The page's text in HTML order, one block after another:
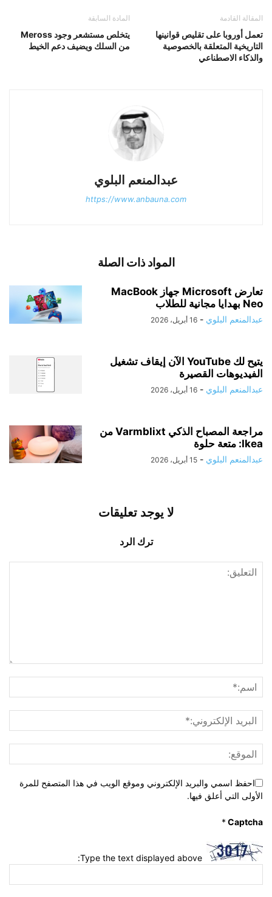
المادة السابقة
يتخلص مستشعر وجود Meross
من السلك ويضيف دعم الخيط
المقالة القادمة
تعمل أوروبا على تقليص قوانينها
التاريخية المتعلقة بالخصوصية
والذكاء الاصطناعي
عبدالمنعم البلوي
https://www.anbauna.com
المواد ذات الصلة
تعارض Microsoft جهاز MacBook
Neo بهدايا مجانية للطلاب
عبدالمنعم البلوي - 16 أبريل، 2026
يتيح لك YouTube الآن إيقاف تشغيل
الفيديوهات القصيرة
عبدالمنعم البلوي - 16 أبريل، 2026
مراجعة المصباح الذكي Varmblixt من
Ikea: متعة حلوة
عبدالمنعم البلوي - 15 أبريل، 2026
لا يوجد تعليقات
ترك الرد
احفظ اسمي والبريد الإلكتروني وموقع الويب في هذا المتصفح للمرة
الأولى التي أعلق فيها.
Captcha
*
Type the text displayed above: